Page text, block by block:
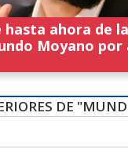
hasta ahora de
Moyano por
DE